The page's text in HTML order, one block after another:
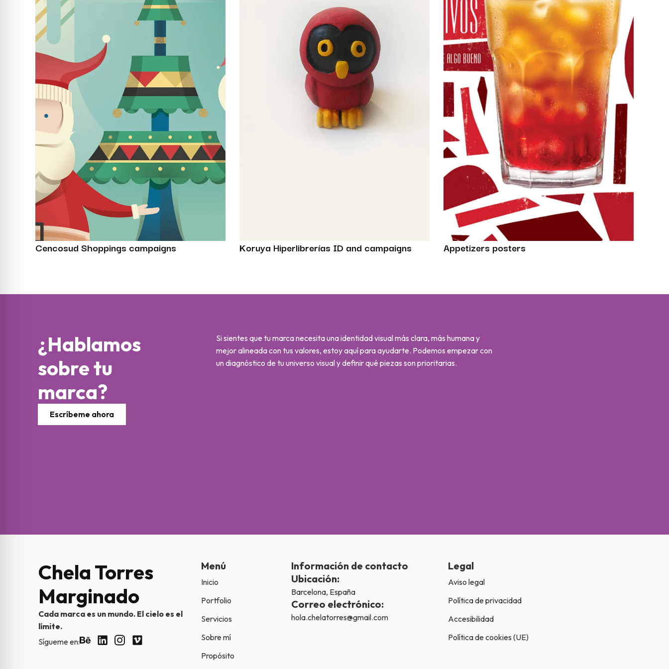
Cencosud Shoppings campaigns Koruya Hiperlibrerías ID and campaigns Appetizers posters
¿Hablamos
sobre tu
marca?
Escríbeme ahora
Si sientes que tu marca necesita una identidad visual más clara, más humana y
mejor alineada con tus valores, estoy aquí para ayudarte. Podemos empezar con
un diagnóstico de tu universo visual y definir qué piezas son prioritarias.
Chela Torres
Marginado
Cada marca es un mundo. El cielo es el
límite.
Sígueme en:
Menú
Inicio
Portfolio
Servicios
Sobre mí
Propósito
Información de contacto
Ubicación:
Barcelona, España
Correo electrónico:
hola.chelatorres@gmail.com
Legal
Aviso legal
Política de privacidad
Accesibilidad
Política de cookies (UE)